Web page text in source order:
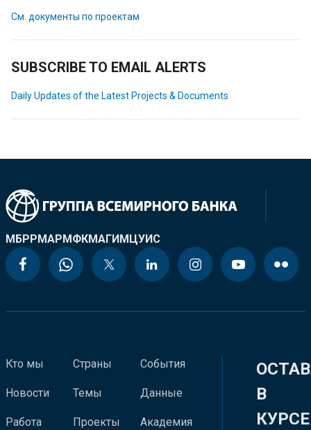
См. документы по проектам
SUBSCRIBE TO EMAIL ALERTS
Daily Updates of the Latest Projects & Documents
МБРРМАРМФКМАГИМЦУИС
Кто мы
Новости
Работа
Страны
Темы
Проекты
События
Данные
Академия
В
КУРСЕ